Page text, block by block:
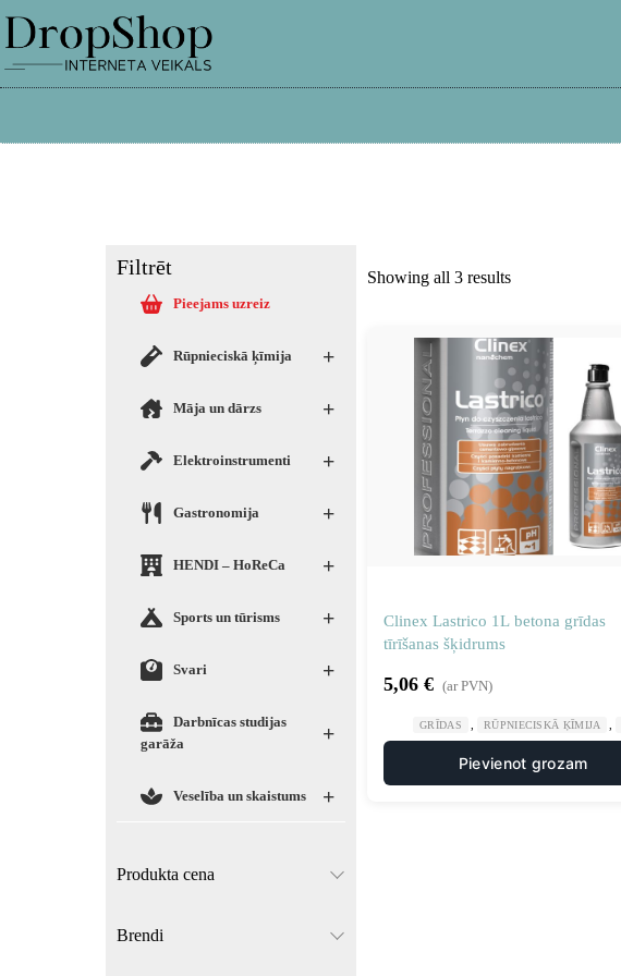
Filtrēt
Pieejams uzreiz
+
Rūpnieciskā ķīmija
+
Māja un dārzs
+
Elektroinstrumenti
+
Gastronomija
+
HENDI – HoReCa
+
Sports un tūrisms
+
Svari
+
Darbnīcas studijas
garāža
+
Veselība un skaistums
Produkta cena
Brendi
Showing all 3 results
Clinex Lastrico 1L betona grīdas
tīrīšanas šķidrums
5,06 € (ar PVN)
GRĪDAS RŪPNIECISKĀ ĶĪMIJA
Pievienot grozam